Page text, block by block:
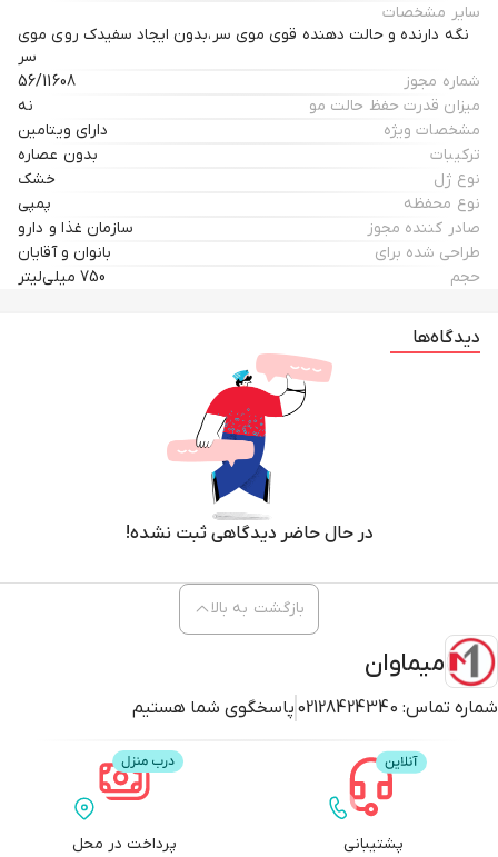
سایر مشخصات
نگه دارنده و حالت دهنده قوی موی سر،بدون ایجاد سفیدک روی موی
سر
شماره مجوز
56/11608
میزان قدرت حفظ حالت مو
نه
مشخصات ویژه
دارای ویتامین
ترکیبات
بدون عصاره
نوع ژل
خشک
نوع محفظه
پمپی
صادر کننده مجوز
سازمان غذا و دارو
طراحی شده برای
بانوان و آقایان
حجم
750 میلی‌لیتر
دیدگاه‌ها
در حال حاضر دیدگاهی ثبت نشده!
میماوان
شماره تماس: 02128424340 پاسخگوی شما هستیم
بازگشت به بالا
پشتیبانی پرداخت در محل